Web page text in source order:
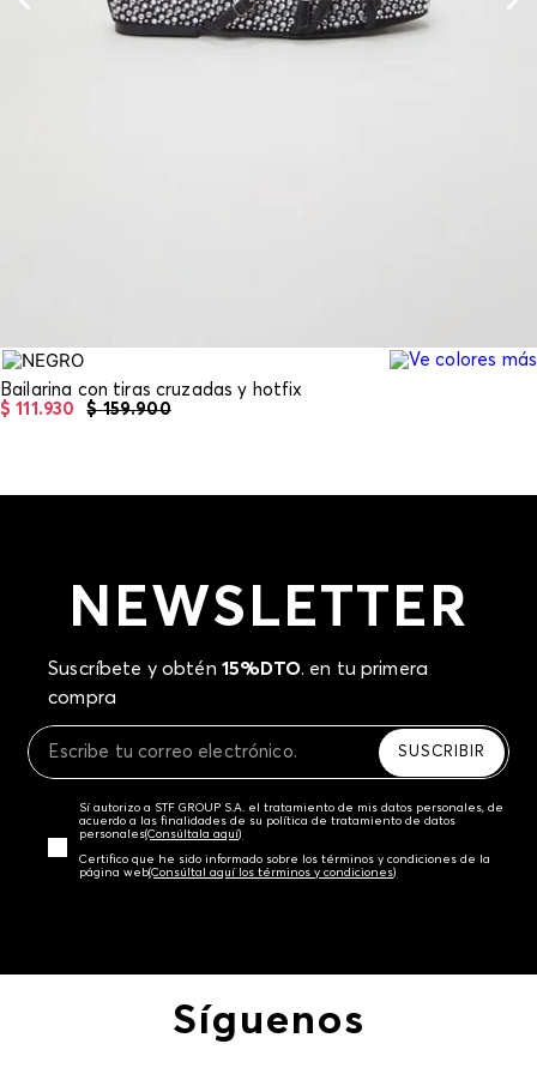
Bailarina con tiras cruzadas y hotfix
$ 159.900
$ 111 .930
NEWSLETTER
Suscríbete y obtén 15%DTO. en tu primera
compra
SUSCRIBIR
Sí autorizo a STF GROUP S.A. el tratamiento de mis datos personales, de
acuerdo a las finalidades de su política de tratamiento de datos
personales‎(Consúltala aquí)
Certifico que he sido informado sobre los términos y condiciones de la
página web‎(Consúltal aquí los términos y condiciones)
Síguenos